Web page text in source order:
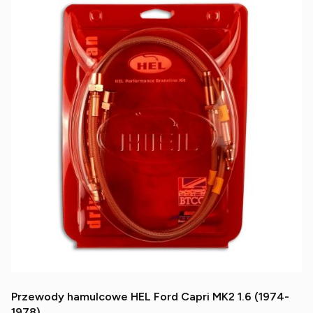
Przewody hamulcowe HEL Ford Capri MK2 1.6 (1974-